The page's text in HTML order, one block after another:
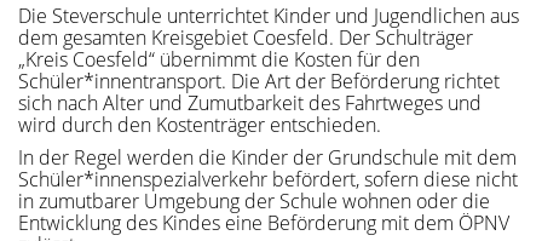
Die Steverschule unterrichtet Kinder und Jugendlichen aus
dem gesamten Kreisgebiet Coesfeld. Der Schulträger
„Kreis Coesfeld“ übernimmt die Kosten für den
Schüler*innentransport. Die Art der Beförderung richtet
sich nach Alter und Zumutbarkeit des Fahrtweges und
wird durch den Kostenträger entschieden.
In der Regel werden die Kinder der Grundschule mit dem
Schüler*innenspezialverkehr befördert, sofern diese nicht
in zumutbarer Umgebung der Schule wohnen oder die
Entwicklung des Kindes eine Beförderung mit dem ÖPNV